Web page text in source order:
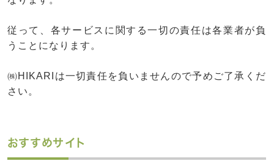
従って、各サービスに関する一切の責任は各業者が負
うことになります。
㈱HIKARIは一切責任を負いませんので予めご了承くだ
さい。
おすすめサイト